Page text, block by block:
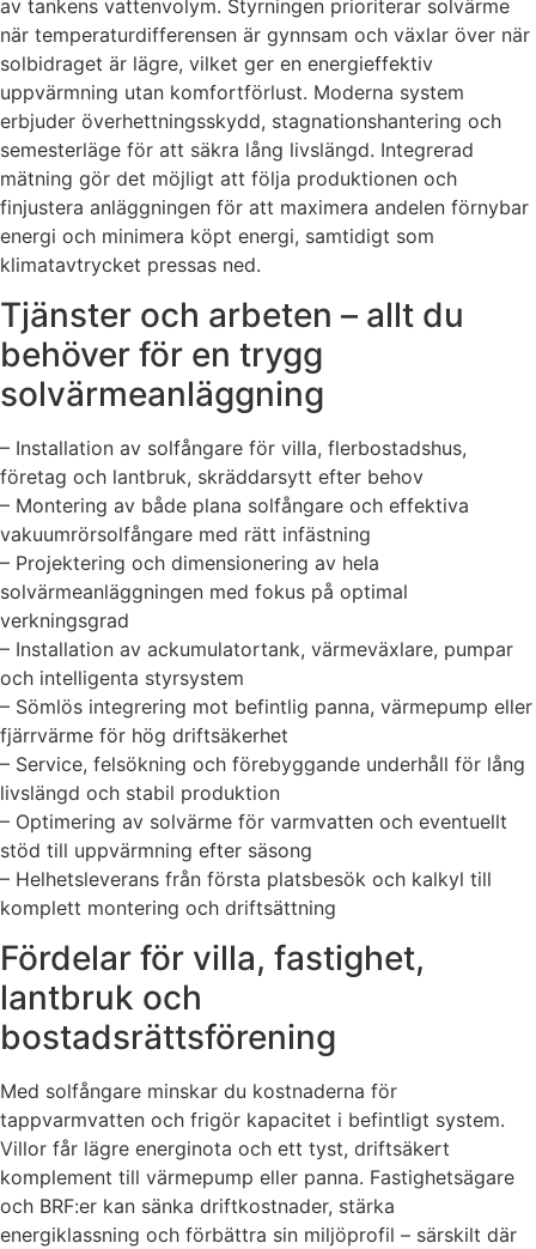
av tankens vattenvolym. Styrningen prioriterar solvärme
när temperaturdifferensen är gynnsam och växlar över när
solbidraget är lägre, vilket ger en energieffektiv
uppvärmning utan komfortförlust. Moderna system
erbjuder överhettningsskydd, stagnationshantering och
semesterläge för att säkra lång livslängd. Integrerad
mätning gör det möjligt att följa produktionen och
finjustera anläggningen för att maximera andelen förnybar
energi och minimera köpt energi, samtidigt som
klimatavtrycket pressas ned.
Tjänster och arbeten – allt du
behöver för en trygg
solvärmeanläggning
– Installation av solfångare för villa, flerbostadshus,
företag och lantbruk, skräddarsytt efter behov
– Montering av både plana solfångare och effektiva
vakuumrörsolfångare med rätt infästning
– Projektering och dimensionering av hela
solvärmeanläggningen med fokus på optimal
verkningsgrad
– Installation av ackumulatortank, värmeväxlare, pumpar
och intelligenta styrsystem
– Sömlös integrering mot befintlig panna, värmepump eller
fjärrvärme för hög driftsäkerhet
– Service, felsökning och förebyggande underhåll för lång
livslängd och stabil produktion
– Optimering av solvärme för varmvatten och eventuellt
stöd till uppvärmning efter säsong
– Helhetsleverans från första platsbesök och kalkyl till
komplett montering och driftsättning
Fördelar för villa, fastighet,
lantbruk och
bostadsrättsförening
Med solfångare minskar du kostnaderna för
tappvarmvatten och frigör kapacitet i befintligt system.
Villor får lägre energinota och ett tyst, driftsäkert
komplement till värmepump eller panna. Fastighetsägare
och BRF:er kan sänka driftkostnader, stärka
energiklassning och förbättra sin miljöprofil – särskilt där